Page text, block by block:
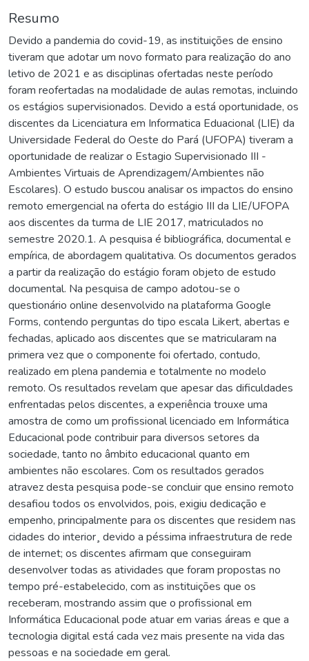
Resumo
Devido a pandemia do covid-19, as instituições de ensino
tiveram que adotar um novo formato para realização do ano
letivo de 2021 e as disciplinas ofertadas neste período
foram reofertadas na modalidade de aulas remotas, incluindo
os estágios supervisionados. Devido a está oportunidade, os
discentes da Licenciatura em Informatica Eduacional (LIE) da
Universidade Federal do Oeste do Pará (UFOPA) tiveram a
oportunidade de realizar o Estagio Supervisionado III -
Ambientes Virtuais de Aprendizagem/Ambientes não
Escolares). O estudo buscou analisar os impactos do ensino
remoto emergencial na oferta do estágio III da LIE/UFOPA
aos discentes da turma de LIE 2017, matriculados no
semestre 2020.1. A pesquisa é bibliográfica, documental e
empírica, de abordagem qualitativa. Os documentos gerados
a partir da realização do estágio foram objeto de estudo
documental. Na pesquisa de campo adotou-se o
questionário online desenvolvido na plataforma Google
Forms, contendo perguntas do tipo escala Likert, abertas e
fechadas, aplicado aos discentes que se matricularam na
primera vez que o componente foi ofertado, contudo,
realizado em plena pandemia e totalmente no modelo
remoto. Os resultados revelam que apesar das dificuldades
enfrentadas pelos discentes, a experiência trouxe uma
amostra de como um profissional licenciado em Informática
Educacional pode contribuir para diversos setores da
sociedade, tanto no âmbito educacional quanto em
ambientes não escolares. Com os resultados gerados
atravez desta pesquisa pode-se concluir que ensino remoto
desafiou todos os envolvidos, pois, exigiu dedicação e
empenho, principalmente para os discentes que residem nas
cidades do interior¸ devido a péssima infraestrutura de rede
de internet; os discentes afirmam que conseguiram
desenvolver todas as atividades que foram propostas no
tempo pré-estabelecido, com as instituições que os
receberam, mostrando assim que o profissional em
Informática Educacional pode atuar em varias áreas e que a
tecnologia digital está cada vez mais presente na vida das
pessoas e na sociedade em geral.